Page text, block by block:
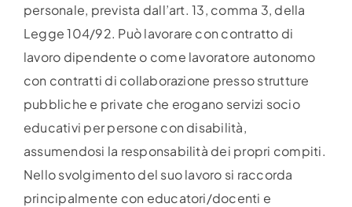
personale, prevista dall’art. 13, comma 3, della
Legge 104/92. Può lavorare con contratto di
lavoro dipendente o come lavoratore autonomo
con contratti di collaborazione presso strutture
pubbliche e private che erogano servizi socio
educativi per persone con disabilità,
assumendosi la responsabilità dei propri compiti.
Nello svolgimento del suo lavoro si raccorda
principalmente con educatori/docenti e